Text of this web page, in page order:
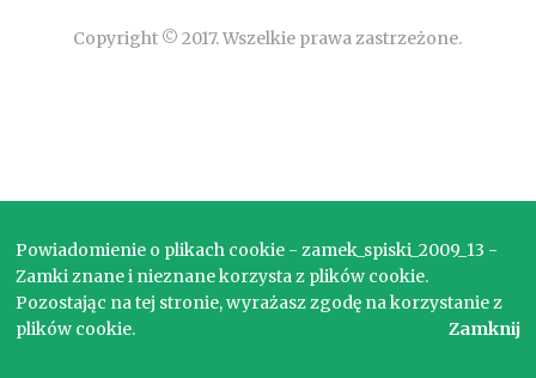
Copyright © 2017. Wszelkie prawa zastrzeżone.
Powiadomienie o plikach cookie - zamek_spiski_2009_13 -
Zamki znane i nieznane korzysta z plików cookie.
Pozostając na tej stronie, wyrażasz zgodę na korzystanie z
plików cookie.
Zamknij